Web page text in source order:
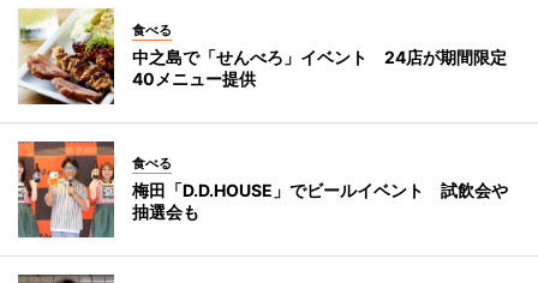
食べる
中之島で「せんべろ」イベント 24店が期間限定
40メニュー提供
食べる
梅田「D.D.HOUSE」でビールイベント 試飲会や
抽選会も